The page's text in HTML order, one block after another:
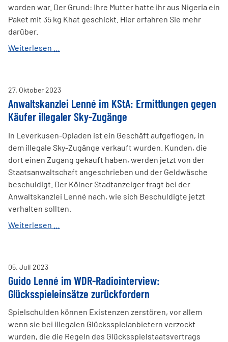
worden war. Der Grund: Ihre Mutter hatte ihr aus Nigeria ein
Paket mit 35 kg Khat geschickt. Hier erfahren Sie mehr
darüber.
Weiterlesen …
Strafverfahren
wegen
Einfuhr
von
Rauschmitteln
27. Oktober2023
Anwaltskanzlei Lenné im KStA: Ermittlungen gegen
Käufer illegaler Sky-Zugänge
In Leverkusen-Opladen ist ein Geschäft aufgeflogen, in
dem illegale Sky-Zugänge verkauft wurden. Kunden, die
dort einen Zugang gekauft haben, werden jetzt von der
Staatsanwaltschaft angeschrieben und der Geldwäsche
beschuldigt. Der Kölner Stadtanzeiger fragt bei der
Anwaltskanzlei Lenné nach, wie sich Beschuldigte jetzt
verhalten sollten.
Weiterlesen …
gegen
Käufer
illegaler
Sky-
Zugänge
05. Juli 2023
Guido Lenné im WDR-Radiointerview:
Glücksspieleinsätze zurückfordern
Spielschulden können Existenzen zerstören, vor allem
wenn sie bei illegalen Glücksspielanbietern verzockt
wurden, die die Regeln des Glücksspielstaatsvertrags